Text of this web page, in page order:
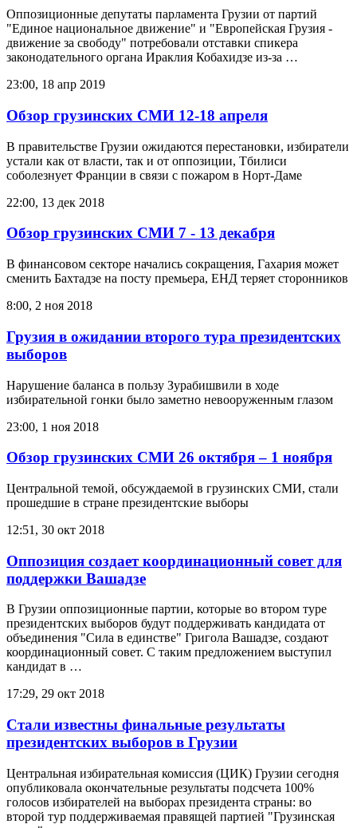
Оппозиционные депутаты парламента Грузии от партий
"Единое национальное движение" и "Европейская Грузия -
движение за свободу" потребовали отставки спикера
законодательного органа Ираклия Кобахидзе из-за …
23:00, 18 апр 2019
Обзор грузинских СМИ 12-18 апреля
В правительстве Грузии ожидаются перестановки, избиратели
устали как от власти, так и от оппозиции, Тбилиси
соболезнует Франции в связи с пожаром в Норт-Даме
22:00, 13 дек 2018
Обзор грузинских СМИ 7 - 13 декабря
В финансовом секторе начались сокращения, Гахария может
сменить Бахтадзе на посту премьера, ЕНД теряет сторонников
8:00, 2 ноя 2018
Грузия в ожидании второго тура президентских
выборов
Нарушение баланса в пользу Зурабишвили в ходе
избирательной гонки было заметно невооруженным глазом
23:00, 1 ноя 2018
Обзор грузинских СМИ 26 октября – 1 ноября
Центральной темой, обсуждаемой в грузинских СМИ, стали
прошедшие в стране президентские выборы
12:51, 30 окт 2018
Оппозиция создает координационный совет для
поддержки Вашадзе
В Грузии оппозиционные партии, которые во втором туре
президентских выборов будут поддерживать кандидата от
объединения "Сила в единстве" Григола Вашадзе, создают
координационный совет. С таким предложением выступил
кандидат в …
17:29, 29 окт 2018
Стали известны финальные результаты
президентских выборов в Грузии
Центральная избирательная комиссия (ЦИК) Грузии сегодня
опубликовала окончательные результаты подсчета 100%
голосов избирателей на выборах президента страны: во
второй тур поддерживаемая правящей партией "Грузинская